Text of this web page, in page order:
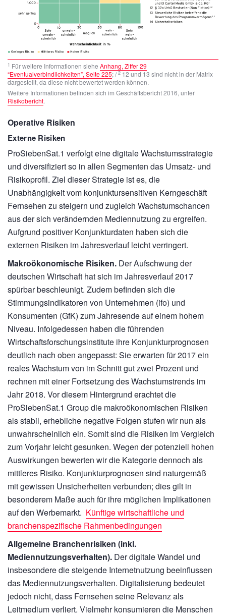
1 Für weitere Informationen siehe Anhang, Ziffer 29
“Eventualverbindlichkeiten”, Seite 225; /2 12 und 13 sind nicht in der Matrix
dargestellt, da diese nicht bewertet werden können.
Weitere Informationen befinden sich im Geschäftsbericht 2016, unter
Risikobericht.
Operative Risiken
Externe Risiken
ProSiebenSat.1 verfolgt eine digitale Wachstumsstrategie
und diversifiziert so in allen Segmenten das Umsatz- und
Risikoprofil. Ziel dieser Strategie ist es, die
Unabhängigkeit vom konjunktursensitiven Kerngeschäft
Fernsehen zu steigern und zugleich Wachstumschancen
aus der sich verändernden Mediennutzung zu ergreifen.
Aufgrund positiver Konjunkturdaten haben sich die
externen Risiken im Jahresverlauf leicht verringert.
Makroökonomische Risiken. Der Aufschwung der
deutschen Wirtschaft hat sich im Jahresverlauf 2017
spürbar beschleunigt. Zudem befinden sich die
Stimmungsindikatoren von Unternehmen (ifo) und
Konsumenten (GfK) zum Jahresende auf einem hohem
Niveau. Infolgedessen haben die führenden
Wirtschaftsforschungsinstitute ihre Konjunkturprognosen
deutlich nach oben angepasst: Sie erwarten für 2017 ein
reales Wachstum von im Schnitt gut zwei Prozent und
rechnen mit einer Fortsetzung des Wachstumstrends im
Jahr 2018. Vor diesem Hintergrund erachtet die
ProSiebenSat.1 Group die makroökonomischen Risiken
als stabil, erhebliche negative Folgen stufen wir nun als
unwahrscheinlich ein. Somit sind die Risiken im Vergleich
zum Vorjahr leicht gesunken. Wegen der potenziell hohen
Auswirkungen bewerten wir die Kategorie dennoch als
mittleres Risiko. Konjunkturprognosen sind naturgemäß
mit gewissen Unsicherheiten verbunden; dies gilt in
besonderem Maße auch für ihre möglichen Implikationen
auf den Werbemarkt. Künftige wirtschaftliche und
branchenspezifische Rahmenbedingungen
Allgemeine Branchenrisiken (inkl.
Mediennutzungsverhalten). Der digitale Wandel und
insbesondere die steigende Internetnutzung beeinflussen
das Mediennutzungsverhalten. Digitalisierung bedeutet
jedoch nicht, dass Fernsehen seine Relevanz als
Leitmedium verliert. Vielmehr konsumieren die Menschen